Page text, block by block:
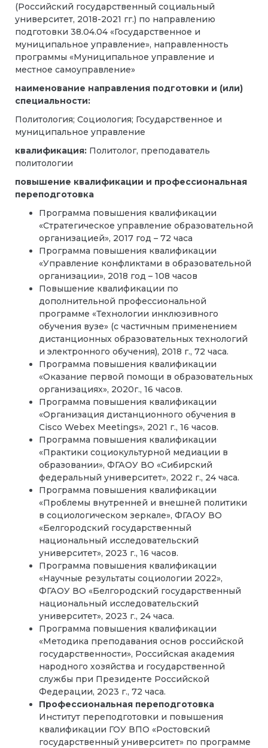
(Российский государственный социальный
университет, 2018-2021 гг.) по направлению
подготовки 38.04.04 «Государственное и
муниципальное управление», направленность
программы «Муниципальное управление и
местное самоуправление»
наименование направления подготовки и (или)
специальности:
Политология; Социология; Государственное и
муниципальное управление
квалификация: Политолог, преподаватель
политологии
повышение квалификации и профессиональная
переподготовка
Программа повышения квалификации
«Стратегическое управление образовательной
организацией», 2017 год – 72 часа
Программа повышения квалификации
«Управление конфликтами в образовательной
организации», 2018 год – 108 часов
Повышение квалификации по
дополнительной профессиональной
программе «Технологии инклюзивного
обучения вузе» (с частичным применением
дистанционных образовательных технологий
и электронного обучения), 2018 г., 72 часа.
Программа повышения квалификации
«Оказание первой помощи в образовательных
организациях», 2020г., 16 часов.
Программа повышения квалификации
«Организация дистанционного обучения в
Cisco Webex Meetings», 2021 г., 16 часов.
Программа повышения квалификации
«Практики социокультурной медиации в
образовании», ФГАОУ ВО «Сибирский
федеральный университет», 2022 г., 24 часа.
Программа повышения квалификации
«Проблемы внутренней и внешней политики
в социологическом зеркале», ФГАОУ ВО
«Белгородский государственный
национальный исследовательский
университет», 2023 г., 16 часов.
Программа повышения квалификации
«Научные результаты социологии 2022»,
ФГАОУ ВО «Белгородский государственный
национальный исследовательский
университет», 2023 г., 24 часа.
Программа повышения квалификации
«Методика преподавания основ российской
государственности», Российская академия
народного хозяйства и государственной
службы при Президенте Российской
Федерации, 2023 г., 72 часа.
Профессиональная переподготовка
Институт переподготовки и повышения
квалификации ГОУ ВПО «Ростовский
государственный университет» по программе